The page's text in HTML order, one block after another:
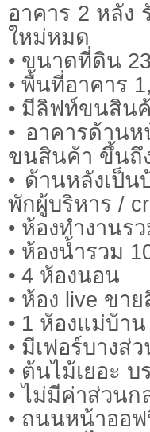
อาคาร 2 หลัง
ใหม่หมด
• ขนาดที่ดิน
• พื้นที่อาคาร
• มีลิฟท์ขนสิน
• อาคารด้าน
ขนสินค้า ขึ้นถึ
• ด้านหลังเป็
พักผู้บริหาร /
• ห้องทำงานร
• ห้องน้ำรวม
• 4 ห้องนอน
• ห้อง live ขา
• 1 ห้องแม่บ้าน
• มีเฟอร์บางส่
• ต้นไม้เยอะ บ
• ไม่มีค่าส่วนก
• ถนนหน้าออฟ